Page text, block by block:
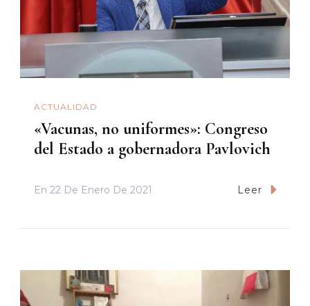
ACTUALIDAD
«Vacunas, no uniformes»: Congreso
del Estado a gobernadora Pavlovich
En 22 De Enero De 2021 Leer